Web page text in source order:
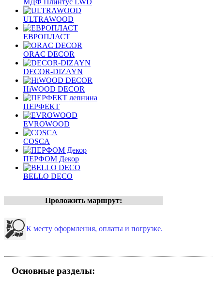
ULTRAWOOD
ЕВРОПЛАСТ
ORAC DECOR
DECOR-DIZAYN
HiWOOD DECOR
ПЕРФЕКТ
EVROWOOD
COSCA
ПЕРФОМ Декор
BELLO DECO
Проложить маршрут:
К месту оформления, оплаты и погрузке.
Основные разделы: